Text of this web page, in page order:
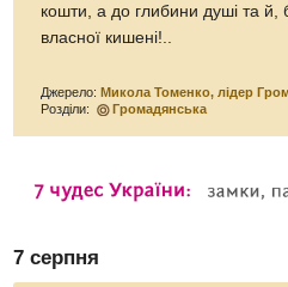
кошти, а до глибини душі та й,
власної кишені!..
Джерело:Микола Томенко, лідер
Розділи:
Громадянська
7 серпня